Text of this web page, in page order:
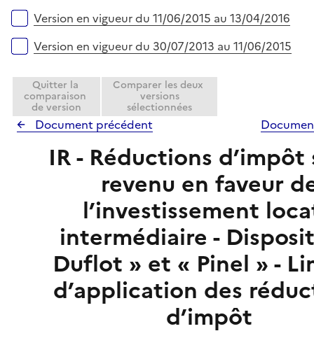
Version en vigueur du 11/06/2015 au 13/04/2016
Version en vigueur du 30/07/2013 au 11/06/2015
Quitter la
comparaison
de version
Comparer les deux
versions
sélectionnées
Document précédent
IR - Réductions d’impôt
revenu en faveur
l’investissement
intermédiaire -
Duflot » et « Pinel » -
d’application des
d’impôt